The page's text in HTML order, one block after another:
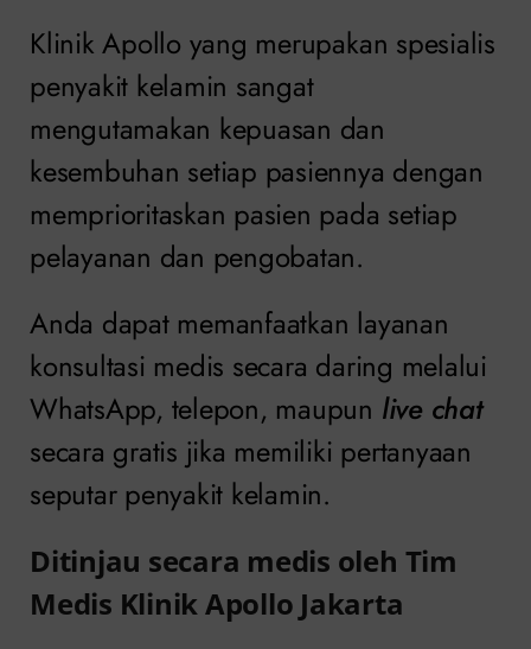
Klinik Apollo yang merupakan spesialis
penyakit kelamin sangat
mengutamakan kepuasan dan
kesembuhan setiap pasiennya dengan
memprioritaskan pasien pada setiap
pelayanan dan pengobatan.
Anda dapat memanfaatkan layanan
konsultasi medis secara daring melalui
WhatsApp, telepon, maupun live chat
secara gratis jika memiliki pertanyaan
seputar penyakit kelamin.
Ditinjau secara medis oleh Tim
Medis Klinik Apollo Jakarta